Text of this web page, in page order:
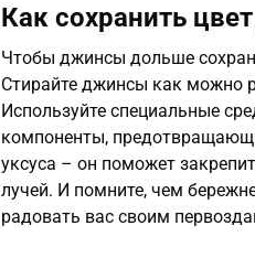
Как сохранить
Чтобы джинсы дольше
Стирайте джинсы как можно
Используйте специальные
компоненты,
уксуса – он поможет
лучей. И помните, чем
радовать вас своим